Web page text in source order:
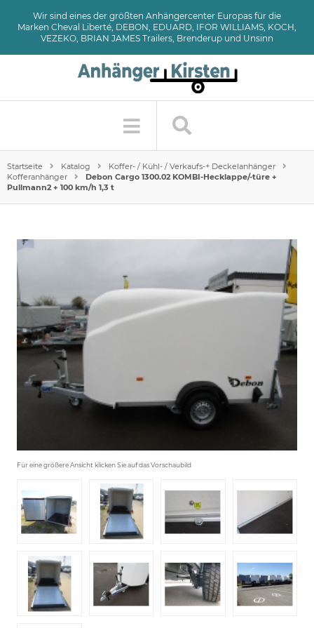
Wir sind eines der größten Anhängercenter Europas für die
Marken Cheval Liberté, DEBON, EDUARD, IFOR WILLIAMS, KOCH,
VEZEKO, BRIAN JAMES Trailers, Brenderup und Unsinn
Startseite Katalog
Koffer- / Kühl- / Verkaufs-+ Deckelanhänger
Kofferanhänger
Debon Cargo 1300.02 KOMBI-Hecklappe/-türe +
Pullmann2 + 100 km/h 1,3 t
Für eine größere Ansicht klicken Sie auf das Vorschaubild